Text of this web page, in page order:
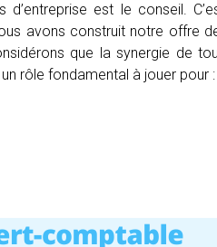
d’entreprise est le conseil.
avons construit notre offre
que la synergie de
rôle fondamental à jouer pour :